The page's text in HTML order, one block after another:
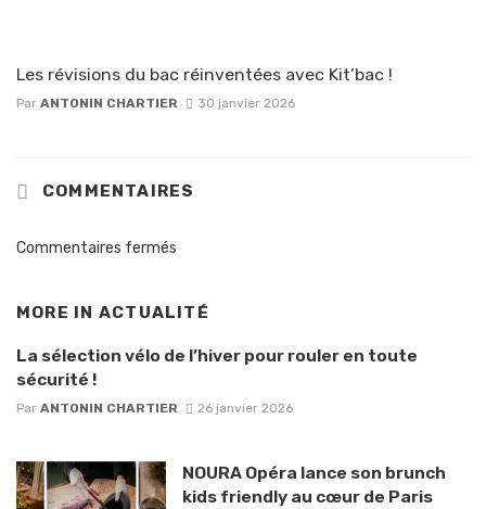
Les révisions du bac réinventées avec Kit’bac !
Par ANTONIN CHARTIER 30 janvier 2026
COMMENTAIRES
Commentaires fermés
MORE IN ACTUALITÉ
La sélection vélo de l’hiver pour rouler en toute
sécurité !
Par ANTONIN CHARTIER 26 janvier 2026
NOURA Opéra lance son brunch
kids friendly au cœur de Paris